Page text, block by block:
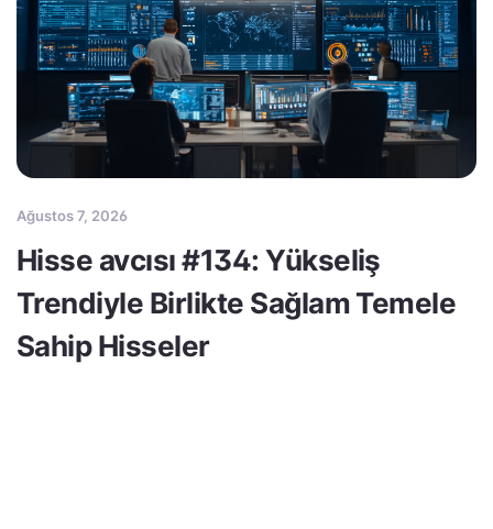
Ağustos 7, 2026
Hisse avcısı #134: Yükseliş
Trendiyle Birlikte Sağlam Temele
Sahip Hisseler